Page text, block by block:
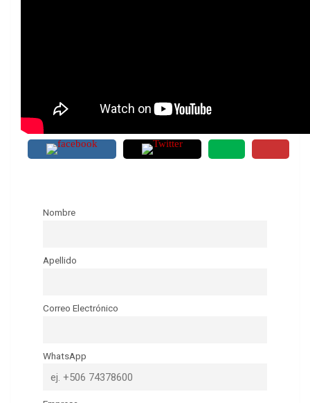
Nombre
Apellido
Correo Electrónico
WhatsApp